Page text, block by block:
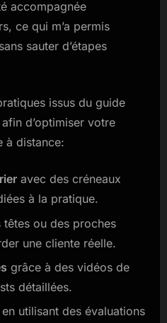
accompagnée
ce qui m’a permis
sauter d’étapes
issus du guide
d’optimiser votre
à distance:
avec des créneaux
à la pratique.
têtes ou des proches
une cliente réelle.
grâce à des vidéos de
détaillées.
en utilisant des évaluations